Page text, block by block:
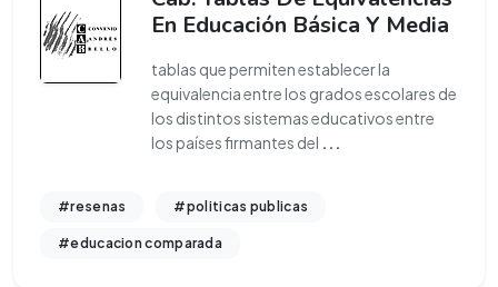
En Educación Básica Y Media
tablas que permiten establecer la
equivalencia entre los grados escolares de
los distintos sistemas educativos entre
los países firmantes del ...
#resenas #politicas publicas
#educacion comparada